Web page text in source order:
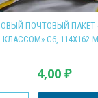
ПОЧТОВЫЙ ПАКЕТ
КЛАССОМ» С6, 114Х162
4,00 ₽